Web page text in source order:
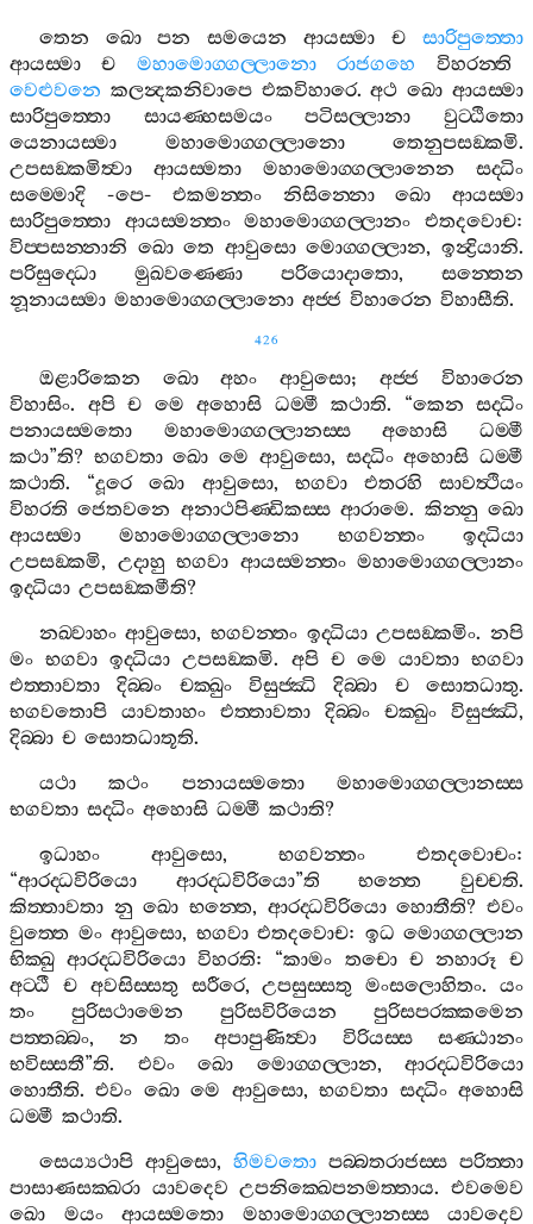
තෙන
ඛො පන සමයෙන ආයස‍්මා ච
සාරිපුත‍්තො
ආයස‍්මා
ච මහාමොග‍්ගල‍්ලානො රාජගහෙ
විහරන‍්ති
වෙළුවනෙ කලන්‍දකනිවාපෙ එකවිහාරෙ.අථ ඛො ආයස‍්මා
සාරිපුත‍්තො
සායණ‍්හසමයං පටිසල‍්ලානා
වුට‍්ඨිතො
යෙනායස‍්මා
මහාමොග‍්ගල‍්ලානො තෙනුපසඞ‍්කමි.
උපසඞ‍්කමිත්‍වා
ආයස‍්මතා මහාමොග‍්ගල‍්ලානෙන
සද‍්ධිං
සම‍්මොදි -පෙ-එකමන‍්තං නිසින‍්නො ඛො
ආයස‍්මා
සාරිපුත‍්තො
ආයස‍්මන‍්තං මහාමොග‍්ගල‍්ලානං එතදවොච:
විප‍්පසන‍්නානි ඛො තෙ ආවුසො මොග‍්ගල‍්ලාන,ඉන්‍ද්‍රියානි.
පරිසුද‍්ධො
මුඛවණ‍්ණො පරියොදාතො, සන‍්තෙන
නූනායස‍්මා මහාමොග‍්ගල‍්ලානො අජ‍්ජ විහාරෙන විහාසීති.
426
ඔළාරිකෙන ඛො අහං ආවුසො;අජ‍්ජ
විහාරෙන
විහාසිං. අපි ච මෙ අහොසි ධම‍්මී කථාති. “කෙන සද‍්ධිං
පනායස‍්මතො
මහාමොග‍්ගල‍්ලානස‍්ස අහොසි
ධම‍්මී
කථා”ති? භගවතා ඛො මෙ ආවුසො, සද‍්ධිං අහොසි ධම‍්මී
කථාති. “දූරෙ ඛො ආවුසො, භගවා එතරහි
සාවත්‍ථියං
විහරති ජෙතවනෙ අනාථපිණ‍්ඩිකස‍්ස ආරාමෙ. කින‍්නු ඛො
ආයස‍්මා
මහාමොග‍්ගල‍්ලානො භගවන‍්තං
ඉද‍්ධියා
උපසඞ‍්කමි, උදාහු භගවා ආයස‍්මන‍්තං මහාමොග‍්ගල‍්ලානං
ඉද‍්ධියා උපසඞ‍්කමීති?
නඛ‍්වාහං ආවුසො, භගවන‍්තං ඉද‍්ධියා උපසඞ‍්කමිං.නපි
මං භගවා ඉද‍්ධියා උපසඞ‍්කමි. අපි ච මෙ යාවතා භගවා
එත‍්තාවතා
දිබ‍්බං චක‍්ඛුං විසුජ‍්ඣි දිබ‍්බා ච සොතධාතු.
භගවතොපි
යාවතාහං එත‍්තාවතා දිබ‍්බං චක‍්ඛුං විසුජ‍්ඣි,
දිබ‍්බා ච සොතධාතූති.
යථා
කථං පනායස‍්මතො
මහාමොග‍්ගල‍්ලානස‍්ස
භගවතා සද‍්ධිං අහොසි ධම‍්මී කථාති?
ඉධාහං
ආවුසො, භගවන‍්තං එතදවොචං:
“ආරද‍්ධවිරියො ආරද‍්ධවිරියො”ති භන‍්තෙ වුච‍්චති.
කිත‍්තාවතා නු ඛො භන‍්තෙ, ආරද‍්ධවිරියො හොතීති?එවං
වුත‍්තෙ මං ආවුසො, භගවා එතදවොච: ඉධ මොග‍්ගල‍්ලාන
භික‍්ඛු ආරද‍්ධවිරියො විහරති: “කාමං තචො ච නහාරූ ච
අට‍්ඨී
ච අවසිස‍්සතු සරීරෙ,උපසුස‍්සතු මංසලොහිතං.යං
තං
පුරිසථාමෙන පුරිසවිරියෙන
පුරිසපරක‍්කමෙන
පත‍්තබ‍්බං,න තං අපාපුණිත්‍වා විරියස‍්ස
සණ‍්ඨානං
භවිස‍්සතී”ති. එවං ඛො මොග‍්ගල‍්ලාන, ආරද‍්ධවිරියො
හොතීති.එවං ඛො මෙ ආවුසො,භගවතා සද‍්ධිං අහොසි
ධම‍්මී කථාති.
සෙය්‍යථාපි ආවුසො, හිමවතො පබ‍්බතරාජස‍්ස පරිත‍්තා
පාසාණසක‍්ඛරා යාවදෙව උපනික‍්ඛෙපනමත‍්තාය.එවමෙව
ඛො
මයං ආයස‍්මතො මහාමොග‍්ගල‍්ලානස‍්ස යාවදෙව